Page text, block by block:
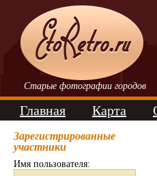
Старые фотографии городов
Главная Карта
Зарегистрированные
участники
Имя пользователя: